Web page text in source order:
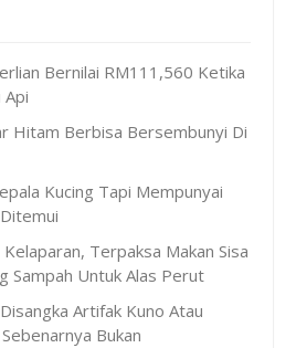
Bernilai RM111,560 Ketika
Api
Hitam Berbisa Bersembunyi Di
Kucing Tapi Mempunyai
Terpaksa Makan Sisa
Sampah Untuk Alas Perut
Artifak Kuno Atau
Bukan